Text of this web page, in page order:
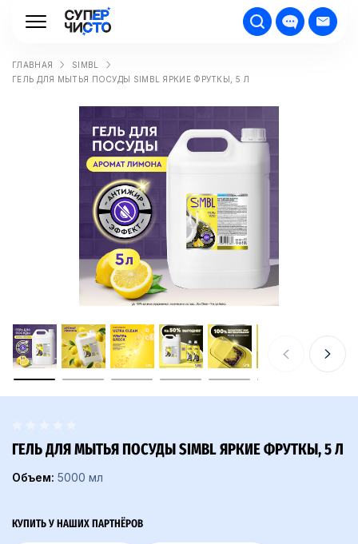
ГЛАВНАЯ
SIMBL
ГЕЛЬ ДЛЯ МЫТЬЯ ПОСУДЫ SIMBL ЯРКИЕ ФРУТКЫ, 5 Л
ГЕЛЬ ДЛЯ МЫТЬЯ ПОСУДЫ SIMBL ЯРКИЕ ФРУТКЫ, 5 Л
Объем: 5000 мл
КУПИТЬ У НАШИХ ПАРТНЁРОВ